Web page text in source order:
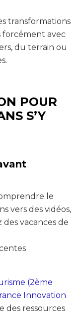
transformations
forcément avec
du terrain ou
POUR
S’Y
le
vers des vidéos,
vacances de
(2ème
Innovation
des ressources